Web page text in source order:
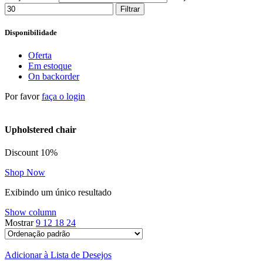
Filtrar
Disponibilidade
Oferta
Em estoque
On backorder
Por favorfaça o login
Upholstered chair
Discount 10%
Shop Now
Exibindo um único resultado
Show column
Mostrar9 12 18 24
Adicionar à Lista de Desejos